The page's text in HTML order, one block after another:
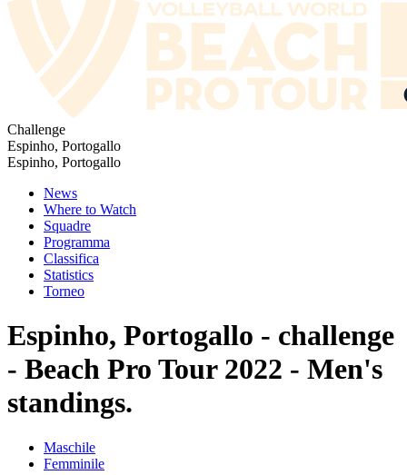
Challenge
Espinho, Portogallo
Espinho, Portogallo
News
Where to Watch
Squadre
Programma
Classifica
Statistics
Torneo
Espinho, Portogallo - challenge
- Beach Pro Tour 2022 - Men's
standings.
Maschile
Femminile